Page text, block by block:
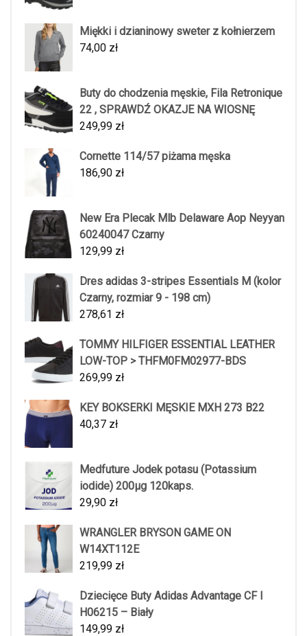
Miękki i dzianinowy sweter z kołnierzem
74,00 zł
Buty do chodzenia męskie, Fila Retronique
22 , SPRAWDŹ OKAZJE NA WIOSNĘ
249,99 zł
Cornette 114/57 piżama męska
186,90 zł
New Era Plecak Mlb Delaware Aop Neyyan
60240047 Czarny
129,99 zł
Dres adidas 3-stripes Essentials M (kolor
Czarny, rozmiar 9 - 198 cm)
278,61 zł
TOMMY HILFIGER ESSENTIAL LEATHER
LOW-TOP > THFM0FM02977-BDS
269,99 zł
KEY BOKSERKI MĘSKIE MXH 273 B22
40,37 zł
Medfuture Jodek potasu (Potassium
iodide) 200µg 120kaps.
29,90 zł
WRANGLER BRYSON GAME ON
W14XT112E
219,99 zł
Dziecięce Buty Adidas Advantage CF I
H06215 – Biały
149,99 zł